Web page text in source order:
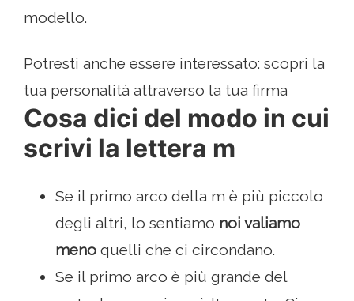
modello.
Potresti anche essere interessato: scopri la
tua personalità attraverso la tua firma
Cosa dici del modo in cui
scrivi la lettera m
Se il primo arco della m è più piccolo
degli altri, lo sentiamo noi valiamo
meno quelli che ci circondano.
Se il primo arco è più grande del